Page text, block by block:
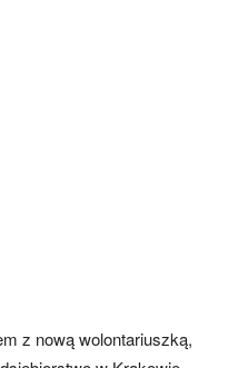
z nową wolontariusz­ką,